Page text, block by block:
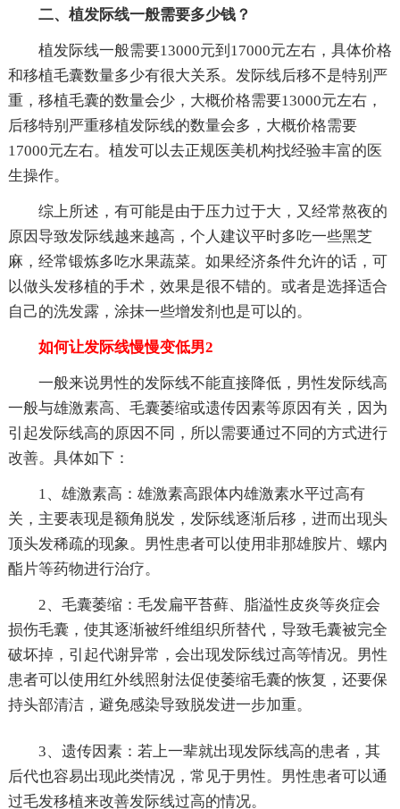
二、植发际线一般需要多少钱？
植发际线一般需要13000元到17000元左右，具体价格
和移植毛囊数量多少有很大关系。发际线后移不是特别严
重，移植毛囊的数量会少，大概价格需要13000元左右，
后移特别严重移植发际线的数量会多，大概价格需要
17000元左右。植发可以去正规医美机构找经验丰富的医
生操作。
综上所述，有可能是由于压力过于大，又经常熬夜的
原因导致发际线越来越高，个人建议平时多吃一些黑芝
麻，经常锻炼多吃水果蔬菜。如果经济条件允许的话，可
以做头发移植的手术，效果是很不错的。或者是选择适合
自己的洗发露，涂抹一些增发剂也是可以的。
如何让发际线慢慢变低男2
一般来说男性的发际线不能直接降低，男性发际线高
一般与雄激素高、毛囊萎缩或遗传因素等原因有关，因为
引起发际线高的原因不同，所以需要通过不同的方式进行
改善。具体如下：
1、雄激素高：雄激素高跟体内雄激素水平过高有
关，主要表现是额角脱发，发际线逐渐后移，进而出现头
顶头发稀疏的现象。男性患者可以使用非那雄胺片、螺内
酯片等药物进行治疗。
2、毛囊萎缩：毛发扁平苔藓、脂溢性皮炎等炎症会
损伤毛囊，使其逐渐被纤维组织所替代，导致毛囊被完全
破坏掉，引起代谢异常，会出现发际线过高等情况。男性
患者可以使用红外线照射法促使萎缩毛囊的恢复，还要保
持头部清洁，避免感染导致脱发进一步加重。
3、遗传因素：若上一辈就出现发际线高的患者，其
后代也容易出现此类情况，常见于男性。男性患者可以通
过毛发移植来改善发际线过高的情况。